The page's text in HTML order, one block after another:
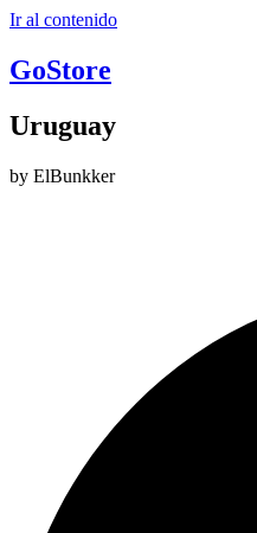
Ir al contenido
GoStore
Uruguay
by ElBunkker